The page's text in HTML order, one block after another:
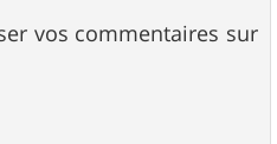
vos commentaires sur